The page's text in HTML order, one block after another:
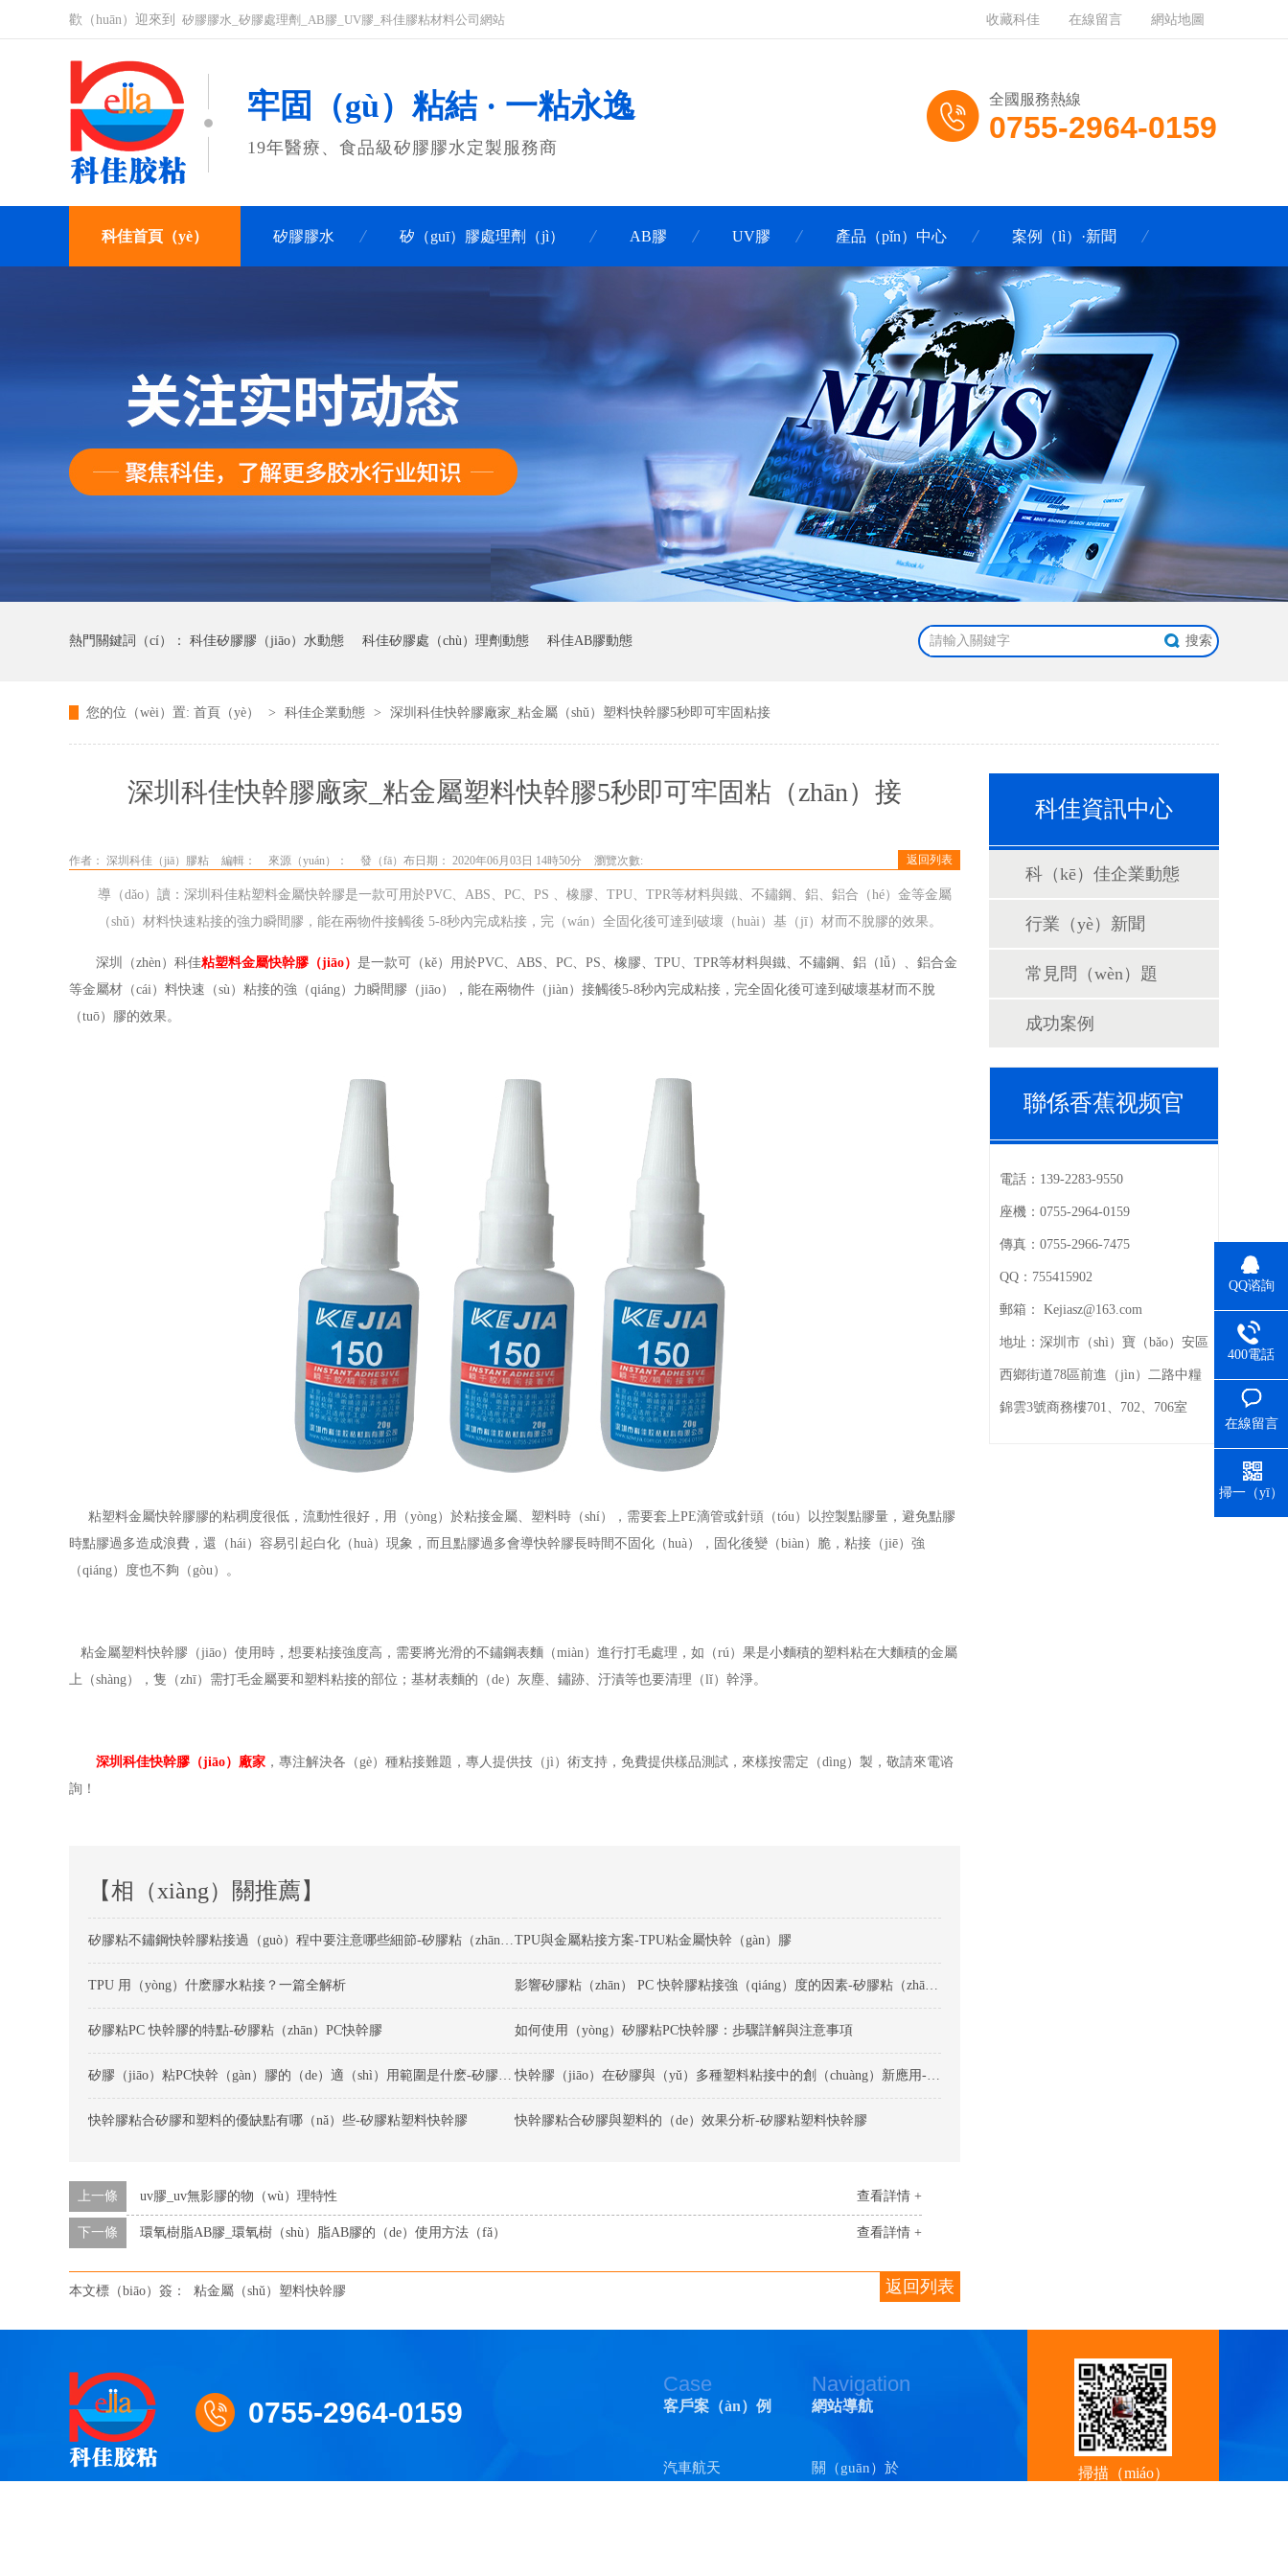
歡（huān）迎來到 矽膠膠水_矽膠處理劑_AB膠_UV膠_科佳膠粘材料公司網站 收藏科佳 在線留言 網站地圖
牢固（gù）粘結 · 一粘永逸
19年醫療、食品級矽膠膠水定製服務商
全國服務熱線
0755-2964-0159
科佳首頁（yè） 矽膠膠水 矽（guī）膠處理劑（jì） AB膠 UV膠 產品（pǐn）中心 案例（lì）·新聞
熱門關鍵詞（cí）： 科佳矽膠膠（jiāo）水動態 科佳矽膠處（chù）理劑動態 科佳AB膠動態
科（kē）佳UV無（wú）影膠水動態（tài） 科佳快幹膠動態
您的位（wèi）置: 首頁（yè） > 科佳企業動態 > 深圳科佳快幹膠廠家_粘金屬（shǔ）塑料快幹膠5秒即可牢固粘接
深圳科佳快幹膠廠家_粘金屬塑料快幹膠5秒即可牢固粘（zhān）接
返回列表
作者： 深圳科佳（jiā）膠粘 編輯： 來源（yuán）： 發（fā）布日期： 2020年06月03日 14時50分 瀏覽次數:
導（dǎo）讀：深圳科佳粘塑料金屬快幹膠是一款可用於PVC、ABS、PC、PS 、橡膠、TPU、TPR等材料與鐵、不鏽鋼、鋁、鋁合（hé）金等金屬
（shǔ）材料快速粘接的強力瞬間膠，能在兩物件接觸後 5-8秒內完成粘接，完（wán）全固化後可達到破壞（huài）基（jī）材而不脫膠的效果。
深圳（zhèn）科佳粘塑料金屬快幹膠（jiāo） 是一款可（kě）用於PVC、 ABS、 PC、 PS、橡膠、 TPU、 TPR等材料與鐵、不鏽鋼、鋁（lǚ）、鋁合金
等金屬材（cái）料快速（sù）粘接的強（qiáng）力瞬間膠（jiāo），能在兩物件（jiàn）接觸後5-8秒內完成粘接，完全固化後可達到破壞基材而不脫
（tuō）膠的效果。
粘塑料金屬快幹膠膠的粘稠度很低，流動性很好，用（yòng）於粘接金屬、塑料時（shí），需要套上PE滴管或針頭（tóu）以控製點膠量，避免點膠
時點膠過多造成浪費，還（hái）容易引起白化（huà）現象，而且點膠過多會導快幹膠長時間不固化（huà），固化後變（biàn）脆，粘接（jiē）強
（qiáng）度也不夠（gòu）。
粘金屬塑料快幹膠（jiāo）使用時，想要粘接強度高，需要將光滑的不鏽鋼表麵（miàn）進行打毛處理，如（rú）果是小麵積的塑料粘在大麵積的金屬
上（shàng），隻（zhī）需打毛金屬要和塑料粘接的部位；基材表麵的（de）灰塵、鏽跡、汙漬等也要清理（lǐ）幹淨。
深圳科佳快幹膠（jiāo）廠家 ，專注解決各（gè）種粘接難題，專人提供技（jì）術支持，免費提供樣品測試，來樣按需定（dìng）製，敬請來電谘
詢！
【相（xiàng）關推薦】
矽膠粘不鏽鋼快幹膠粘接過（guò）程中要注意哪些細節-矽膠粘（zhān）不鏽鋼快幹（gàn）膠（jiāo）TPU與金屬粘接方案-TPU粘金屬快幹（gàn）膠
TPU 用（yòng）什麽膠水粘接？一篇全解析 影響矽膠粘（zhān） PC 快幹膠粘接強（qiáng）度的因素-矽膠粘（zhān）PC快幹膠
矽膠粘PC 快幹膠的特點-矽膠粘（zhān）PC快幹膠 如何使用（yòng）矽膠粘PC快幹膠：步驟詳解與注意事項
矽膠（jiāo）粘PC快幹（gàn）膠的（de）適（shì）用範圍是什麽-矽膠粘塑料快（kuài）幹（gàn）膠 快幹膠（jiāo）在矽膠與（yǔ）多種塑料粘接中的創（chuàng）新應用-矽膠粘塑料快幹膠
快幹膠粘合矽膠和塑料的優缺點有哪（nǎ）些-矽膠粘塑料快幹膠 快幹膠粘合矽膠與塑料的（de）效果分析-矽膠粘塑料快幹膠
查看詳情 +
上一條 uv膠_uv無影膠的物（wù）理特性
查看詳情 +
下一條 環氧樹脂AB膠_環氧樹（shù）脂AB膠的（de）使用方法（fǎ）
返回列表
本文標（biāo）簽： 粘金屬（shǔ）塑料快幹膠
科佳資訊中心
科（kē）佳企業動態
行業（yè）新聞
常見問（wèn）題
成功案例
聯係香蕉视频官
電話： 139-2283-9550
座機： 0755-2964-0159
傳真： 0755-2966-7475
QQ： 755415902
郵箱： Kejiasz@163.com
地址： 深圳市（shì）寶（bǎo）安區
西鄉街道78區前進（jìn）二路中糧
錦雲3號商務樓701、702、706室
0755-2964-0159
Case
客戶案（àn）例
汽車航天
Navigation
網站導航
關（guān）於 掃描（miáo）
QQ谘詢
400電話
在線留言
掃一（yī）